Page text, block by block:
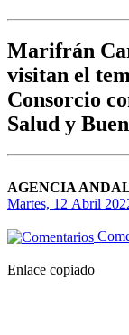
Marifrán
visitan el
Consorcio
Salud y
AGENCIA
Martes, 12 Abril
Enlace copiado